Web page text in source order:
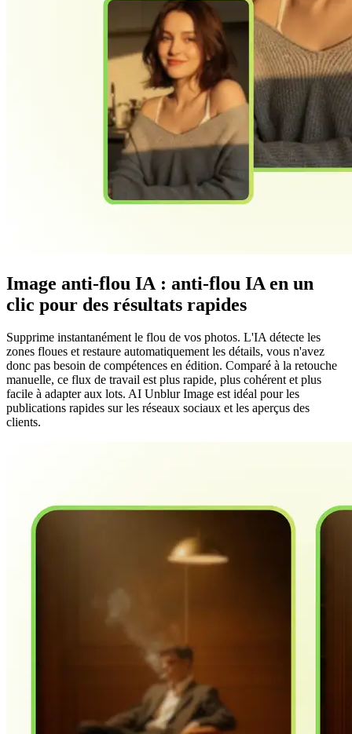
Image anti-flou IA : anti-flou IA en un
clic pour des résultats rapides
Supprime instantanément le flou de vos photos. L'IA détecte les
zones floues et restaure automatiquement les détails, vous n'avez
donc pas besoin de compétences en édition. Comparé à la retouche
manuelle, ce flux de travail est plus rapide, plus cohérent et plus
facile à adapter aux lots. AI Unblur Image est idéal pour les
publications rapides sur les réseaux sociaux et les aperçus des
clients.